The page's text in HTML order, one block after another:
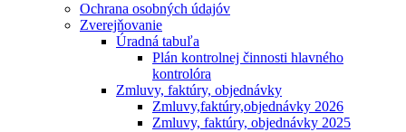
Ochrana osobných údajóv
Zverejňovanie
Úradná tabuľa
Plán kontrolnej činnosti hlavného
kontrolóra
Zmluvy, faktúry, objednávky
Zmluvy,faktúry,objednávky 2026
Zmluvy, faktúry, objednávky 2025